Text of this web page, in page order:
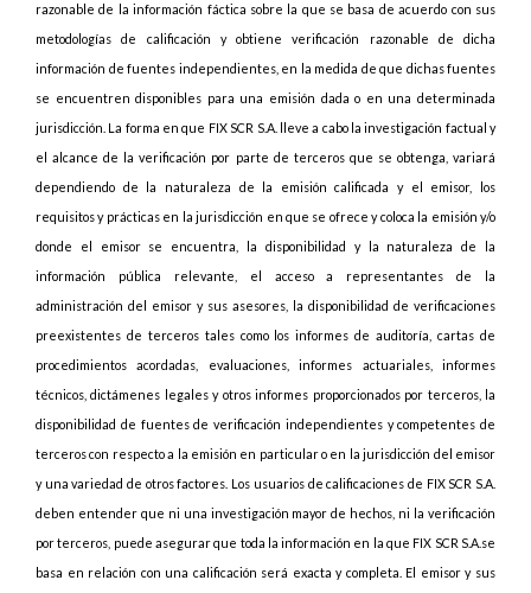
razonable de la información fáctica sobre la que se basa de acuerdo con sus
metodologías de calificación y obtiene verificación razonable de dicha
información de fuentes independientes, en la medida de que dichas fuentes
se encuentren disponibles para una emisión dada o en una determinada
jurisdicción. La forma en que FIX SCR S.A. lleve a cabo la investigación factual y
el alcance de la verificación por parte de terceros que se obtenga, variará
dependiendo de la naturaleza de la emisión calificada y el emisor, los
requisitos y prácticas en la jurisdicción en que se ofrece y coloca la emisión y/o
donde el emisor se encuentra, la disponibilidad y la naturaleza de la
información pública relevante, el acceso a representantes de la
administración del emisor y sus asesores, la disponibilidad de verificaciones
preexistentes de terceros tales como los informes de auditoría, cartas de
procedimientos acordadas, evaluaciones, informes actuariales, informes
técnicos, dictámenes legales y otros informes proporcionados por terceros, la
disponibilidad de fuentes de verificación independientes y competentes de
terceros con respecto a la emisión en particular o en la jurisdicción del emisor
y una variedad de otros factores. Los usuarios de calificaciones de FIX SCR S.A.
deben entender que ni una investigación mayor de hechos, ni la verificación
por terceros, puede asegurar que toda la información en la que FIX SCR S.A.se
basa en relación con una calificación será exacta y completa. El emisor y sus